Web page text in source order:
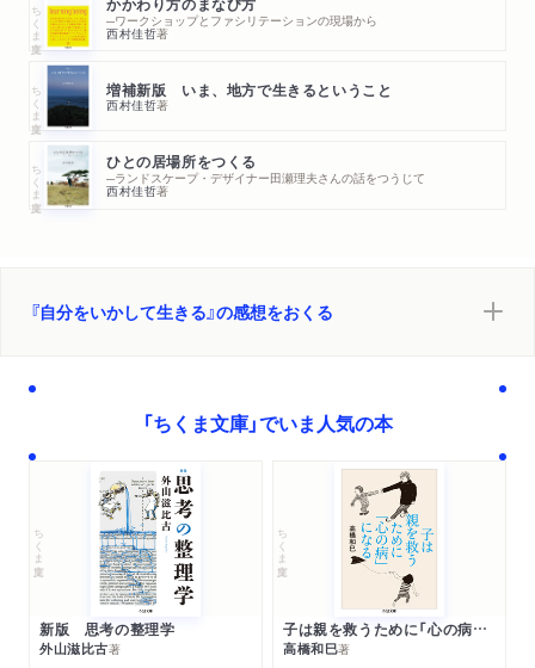
ちくま文庫 ─ワークショップとファシリテーションの現場から
西村佳哲著
ちくま文庫 増補新版 いま、地方で生きるということ
西村佳哲著
ちくま文庫 ひとの居場所をつくる
─ランドスケープ・デザイナー田瀬理夫さんの話をつうじて
西村佳哲著
『自分をいかして生きる』の感想をおくる
「ちくま文庫」でいま人気の本
ちくま文庫
新版 思考の整理学
外山滋比古著
ちくま文庫
子は親を救うために「心の病」になる
高橋和巳著